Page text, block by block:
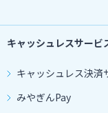
キャッシュレスサービ
キャッシュレス決済
みやぎんPay